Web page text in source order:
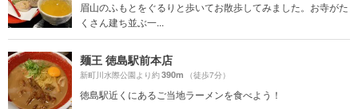
眉山のふもとをぐるりと歩いてお散歩してみました。お寺がた
くさん建ち並ぶ一...
麺王 徳島駅前本店
新町川水際公園より約390m （徒歩7分）
徳島駅近くにあるご当地ラーメンを食べよう！